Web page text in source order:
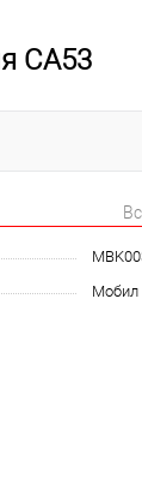
CA53
Мобил